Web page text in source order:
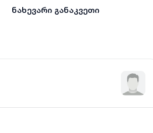
ნახევარი განაკვეთი